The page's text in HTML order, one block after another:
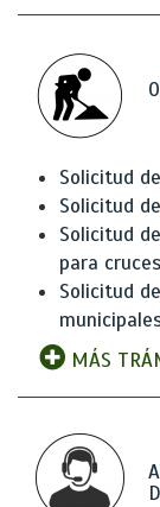
Solicitud
Solicitud
Solicitud
para
Solicitud
MÁS